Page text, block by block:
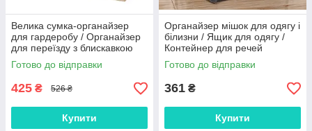
Велика сумка-органайзер
для гардеробу / Органайзер
для переїзду з блискавкою
50л
Готово до відправки
425 ₴ 526 ₴
Купити
Органайзер мішок для одягу і
білизни / Ящик для одягу /
Контейнер для речей
Готово до відправки
361 ₴
Купити